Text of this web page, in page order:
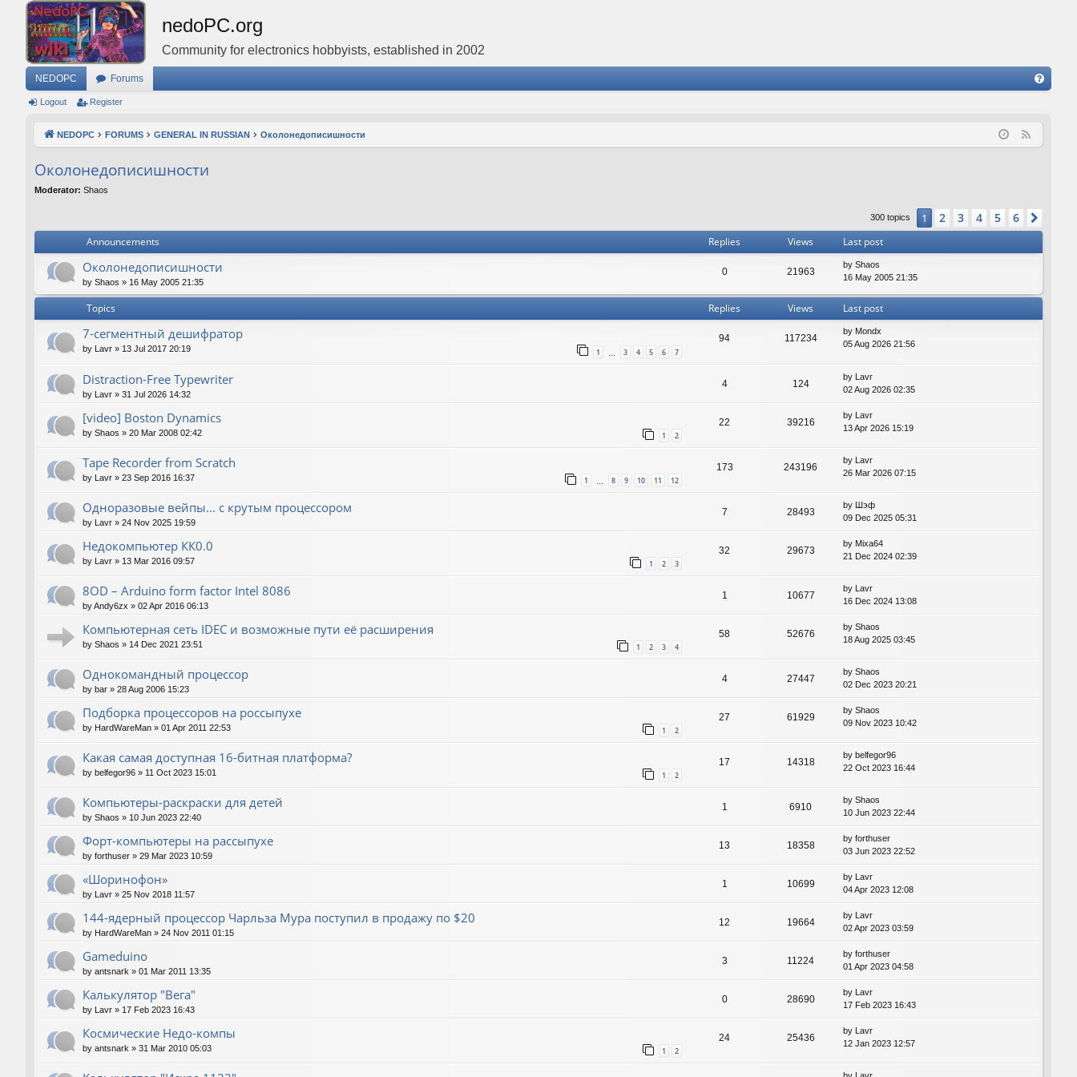
nedoPC.org
Community for electronics hobbyists, established in 2002
NEDOPC Forums
Q
Logout Register
NEDOPC FORUMS GENERAL IN RUSSIAN Околонедописишности
Околонедописишности
Moderator: Shaos
300 topics 1 2 3 4 5 6
Announcements Replies Views Last post
Околонедописишности
by Shaos » 16 May 2005 21:35
0 21963
by Shaos
16 May 2005 21:35
Topics Replies Views Last post
7-сегментный дешифратор
by Lavr » 13 Jul 2017 20:19 1 3 4 5 6 7
94 117234
by Mondx
05 Aug 2026 21:56
Distraction-Free Typewriter
by Lavr » 31 Jul 2026 14:32
4 124
by Lavr
02 Aug 2026 02:35
[video] Boston Dynamics
by Shaos » 20 Mar 2008 02:42 1 2
22 39216
by Lavr
13 Apr 2026 15:19
Tape Recorder from Scratch
by Lavr » 23 Sep 2016 16:37 1 8 9 10 11 12
173 243196
by Lavr
26 Mar 2026 07:15
Одноразовые вейпы... с крутым процессором
by Lavr » 24 Nov 2025 19:59
7 28493
by Шэф
09 Dec 2025 05:31
Недокомпьютер КК0.0
by Lavr » 13 Mar 2016 09:57 1 2 3
32 29673
by Mixa64
21 Dec 2024 02:39
8OD – Arduino form factor Intel 8086
byAndy6zx » 02 Apr 2016 06:13
1 10677
by Lavr
16 Dec 2024 13:08
Компьютерная сеть IDEC и возможные пути её расширения
by Shaos » 14 Dec 2021 23:51 1 2 3 4
58 52676
by Shaos
18 Aug 2025 03:45
Однокомандный процессор
by bar » 28 Aug 2006 15:23
4 27447
by Shaos
02 Dec 2023 20:21
Подборка процессоров на россыпухе
by HardWareMan » 01 Apr 2011 22:53 1 2
27 61929
by Shaos
09 Nov 2023 10:42
Какая самая доступная 16-битная платформа?
by belfegor96 » 11 Oct 2023 15:01 1 2
17 14318
by belfegor96
22 Oct 2023 16:44
Компьютеры-раскраски для детей
by Shaos » 10 Jun 2023 22:40
1 6910
by Shaos
10 Jun 2023 22:44
Форт-компьютеры на рассыпухе
by forthuser » 29 Mar 2023 10:59
13 18358
by forthuser
03 Jun 2023 22:52
«Шоринофон»
by Lavr » 25 Nov 2018 11:57
1 10699
by Lavr
04 Apr 2023 12:08
144-ядерный процессор Чарльза Мура поступил в продажу по $20
by HardWareMan » 24 Nov 2011 01:15
12 19664
by Lavr
02 Apr 2023 03:59
Gameduino
by antsnark » 01 Mar 2011 13:35
3 11224
by forthuser
01 Apr 2023 04:58
Калькулятор "Вега"
by Lavr » 17 Feb 2023 16:43
0 28690
by Lavr
17 Feb 2023 16:43
Космические Недо-компы
by antsnark » 31 Mar 2010 05:03 1 2
24 25436
by Lavr
12 Jan 2023 12:57